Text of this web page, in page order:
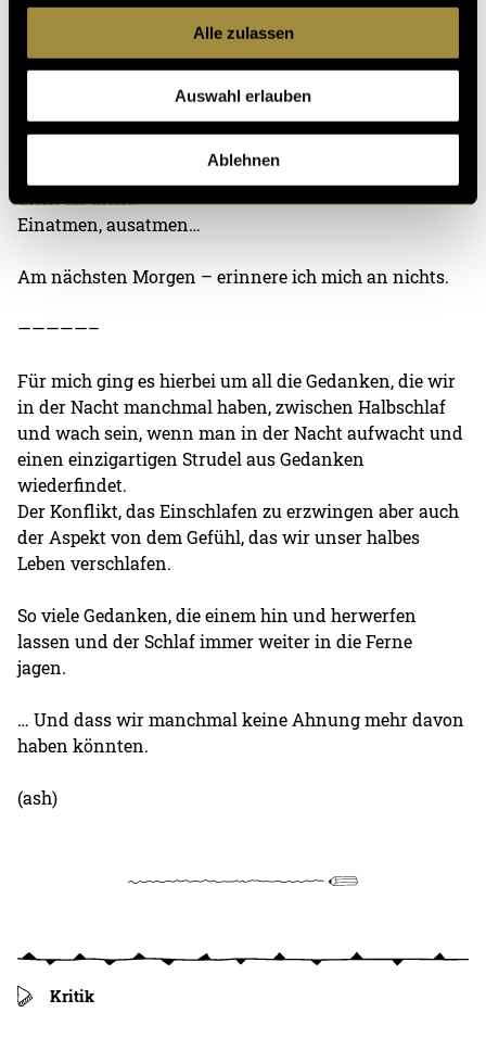
Alle zulassen
Auswahl erlauben
Ablehnen
und ich fühle mich auf einmal –
Einatmen, ausatmen,
einatmen, ausatmen.
dicht an dicht.
Einatmen, ausatmen…
Am nächsten Morgen – erinnere ich mich an nichts.
—————–
Für mich ging es hierbei um all die Gedanken, die wir
in der Nacht manchmal haben, zwischen Halbschlaf
und wach sein, wenn man in der Nacht aufwacht und
einen einzigartigen Strudel aus Gedanken
wiederfindet.
Der Konflikt, das Einschlafen zu erzwingen aber auch
der Aspekt von dem Gefühl, das wir unser halbes
Leben verschlafen.
So viele Gedanken, die einem hin und herwerfen
lassen und der Schlaf immer weiter in die Ferne
jagen.
… Und dass wir manchmal keine Ahnung mehr davon
haben könnten.
(ash)
Kritik